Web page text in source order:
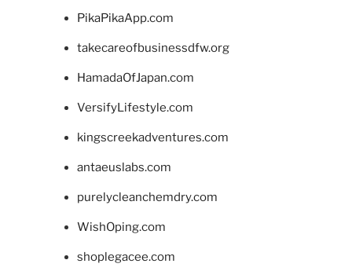
PikaPikaApp.com
takecareofbusinessdfw.org
HamadaOfJapan.com
VersifyLifestyle.com
kingscreekadventures.com
antaeuslabs.com
purelycleanchemdry.com
WishOping.com
shoplegacee.com